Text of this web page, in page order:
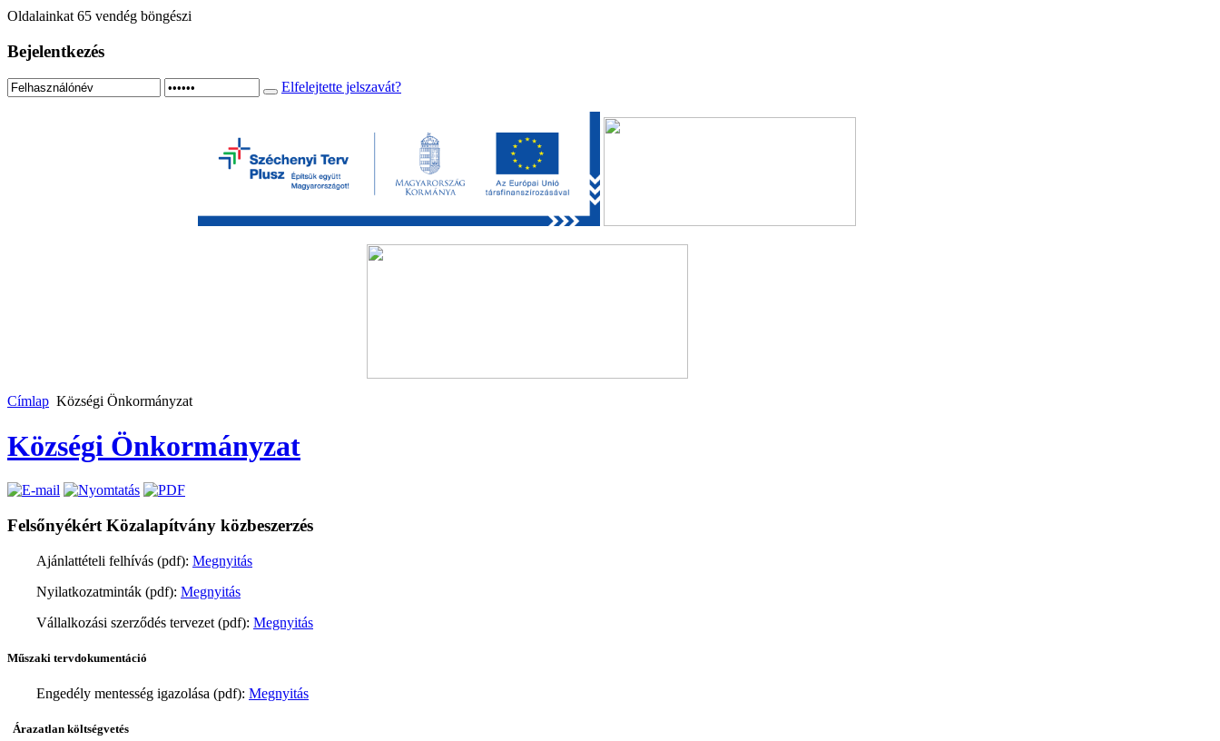
Oldalainkat 65 vendég böngészi
Bejelentkezés
Elfelejtette jelszavát?
Címlap Községi Önkormányzat
Községi Önkormányzat
Felsőnyékért Közalapítvány közbeszerzés
Ajánlattételi felhívás (pdf): Megnyitás
Nyilatkozatminták (pdf): Megnyitás
Vállalkozási szerződés tervezet (pdf): Megnyitás
Műszaki tervdokumentáció
Engedély mentesség igazolása (pdf): Megnyitás
Árazatlan költségvetés